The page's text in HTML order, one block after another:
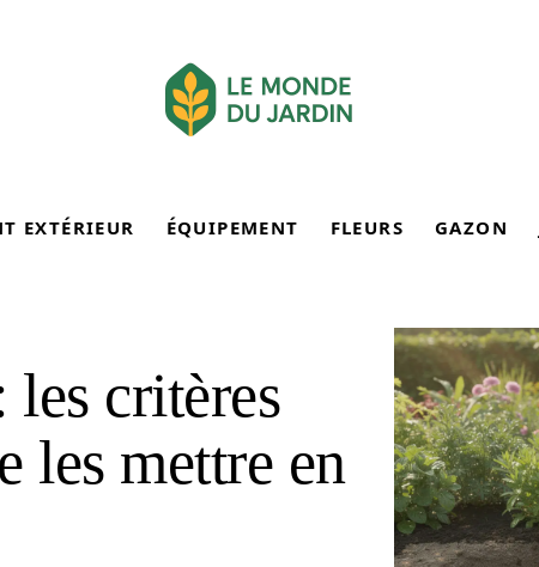
EXTÉRIEUR ÉQUIPEMENT FLEURS GAZON
les critères
les mettre en